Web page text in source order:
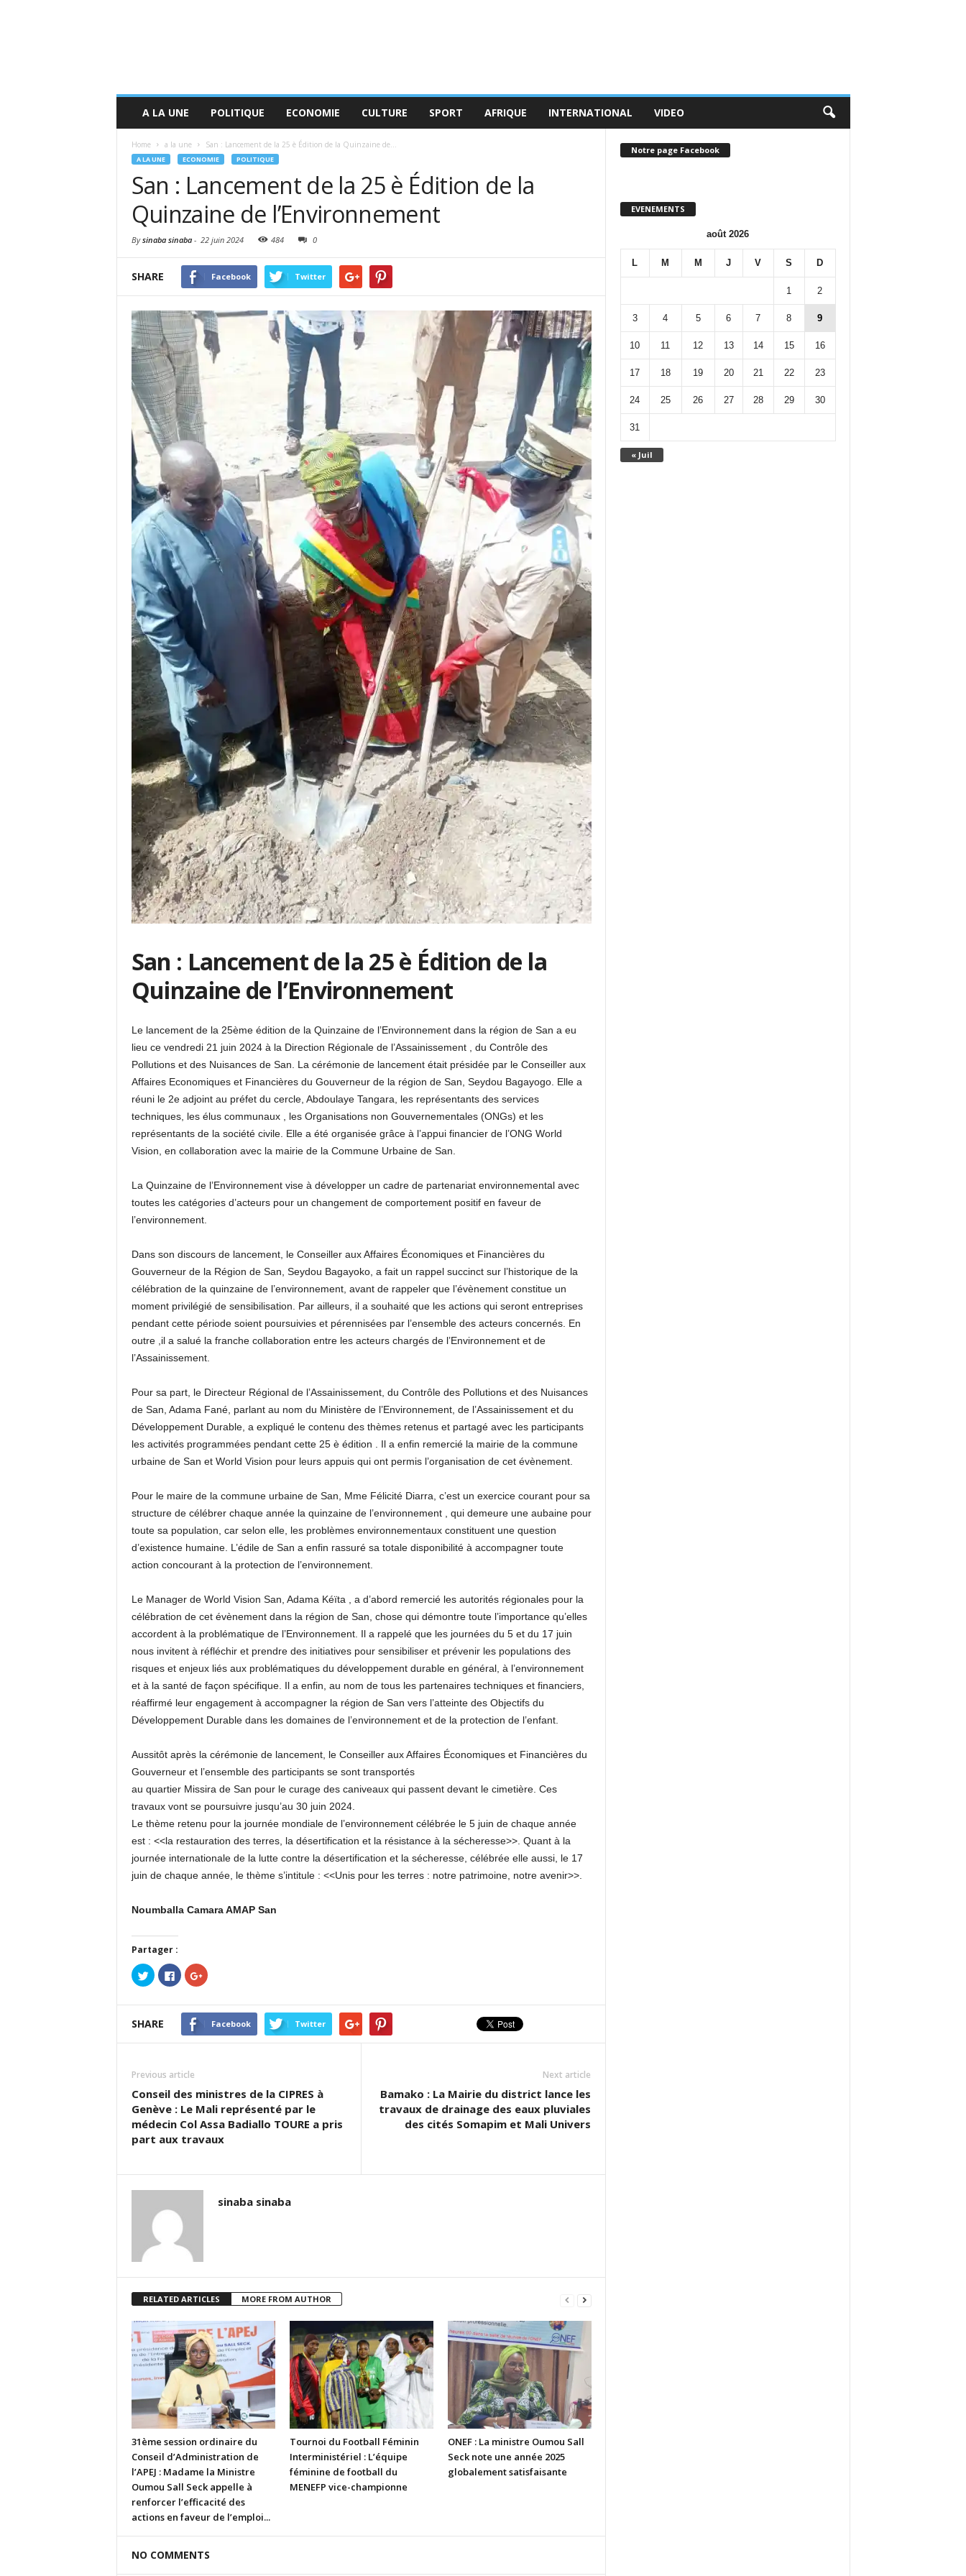
A LA UNE POLITIQUE ECONOMIE CULTURE SPORT AFRIQUE INTERNATIONAL VIDEO
Home a la une San : Lancement de la 25 è Édition de la Quinzaine de...
A LA UNE ECONOMIE POLITIQUE
San : Lancement de la 25 è Édition de la
Quinzaine de l’Environnement
Bysinaba sinaba- 22 juin 2024 484 0
SHARE Facebook Twitter
San : Lancement de la 25 è Édition de la
Quinzaine de l’Environnement
Le lancement de la 25ème édition de la Quinzaine de l’Environnement dans la région de San a eu
lieu ce vendredi 21 juin 2024 à la Direction Régionale de l’Assainissement , du Contrôle des
Pollutions et des Nuisances de San. La cérémonie de lancement était présidée par le Conseiller aux
Affaires Economiques et Financières du Gouverneur de la région de San, Seydou Bagayogo. Elle a
réuni le 2e adjoint au préfet du cercle, Abdoulaye Tangara, les représentants des services
techniques, les élus communaux , les Organisations non Gouvernementales (ONGs) et les
représentants de la société civile. Elle a été organisée grâce à l’appui financier de l’ONG World
Vision, en collaboration avec la mairie de la Commune Urbaine de San.
La Quinzaine de l’Environnement vise à développer un cadre de partenariat environnemental avec
toutes les catégories d’acteurs pour un changement de comportement positif en faveur de
l’environnement.
Dans son discours de lancement, le Conseiller aux Affaires Économiques et Financières du
Gouverneur de la Région de San, Seydou Bagayoko, a fait un rappel succinct sur l’historique de la
célébration de la quinzaine de l’environnement, avant de rappeler que l’évènement constitue un
moment privilégié de sensibilisation. Par ailleurs, il a souhaité que les actions qui seront entreprises
pendant cette période soient poursuivies et pérennisées par l’ensemble des acteurs concernés. En
outre ,il a salué la franche collaboration entre les acteurs chargés de l’Environnement et de
l’Assainissement.
Pour sa part, le Directeur Régional de l’Assainissement, du Contrôle des Pollutions et des Nuisances
de San, Adama Fané, parlant au nom du Ministère de l’Environnement, de l’Assainissement et du
Développement Durable, a expliqué le contenu des thèmes retenus et partagé avec les participants
les activités programmées pendant cette 25 è édition . Il a enfin remercié la mairie de la commune
urbaine de San et World Vision pour leurs appuis qui ont permis l’organisation de cet évènement.
Pour le maire de la commune urbaine de San, Mme Félicité Diarra, c’est un exercice courant pour sa
structure de célébrer chaque année la quinzaine de l’environnement , qui demeure une aubaine pour
toute sa population, car selon elle, les problèmes environnementaux constituent une question
d’existence humaine. L’édile de San a enfin rassuré sa totale disponibilité à accompagner toute
action concourant à la protection de l’environnement.
Le Manager de World Vision San, Adama Kéïta , a d’abord remercié les autorités régionales pour la
célébration de cet évènement dans la région de San, chose qui démontre toute l’importance qu’elles
accordent à la problématique de l’Environnement. Il a rappelé que les journées du 5 et du 17 juin
nous invitent à réfléchir et prendre des initiatives pour sensibiliser et prévenir les populations des
risques et enjeux liés aux problématiques du développement durable en général, à l’environnement
et à la santé de façon spécifique. Il a enfin, au nom de tous les partenaires techniques et financiers,
réaffirmé leur engagement à accompagner la région de San vers l’atteinte des Objectifs du
Développement Durable dans les domaines de l’environnement et de la protection de l’enfant.
Aussitôt après la cérémonie de lancement, le Conseiller aux Affaires Économiques et Financières du
Gouverneur et l’ensemble des participants se sont transportés
au quartier Missira de San pour le curage des caniveaux qui passent devant le cimetière. Ces
travaux vont se poursuivre jusqu’au 30 juin 2024.
Le thème retenu pour la journée mondiale de l’environnement célébrée le 5 juin de chaque année
est : <<la restauration des terres, la désertification et la résistance à la sécheresse>>. Quant à la
journée internationale de la lutte contre la désertification et la sécheresse, célébrée elle aussi, le 17
juin de chaque année, le thème s’intitule : <<Unis pour les terres : notre patrimoine, notre avenir>>.
Noumballa Camara AMAP San
Partager :
Cliquez
pour
partager
Twitter(ouvre
une
nouvelle
fenêtre)
Cliquez
pour
partager
Facebook(ouvre
dans
une
nouvelle
fenêtre)
Cliquez
pour
Google+
(ouvre
dans
une
nouvelle
SHARE Facebook Twitter
Previous article
Conseil des ministres de la CIPRES à
Genève : Le Mali représenté par le
médecin Col Assa Badiallo TOURE a pris
part aux travaux
Next article
Bamako : La Mairie du district lance les
travaux de drainage des eaux pluviales
des cités Somapim et Mali Univers
sinaba sinaba
RELATED ARTICLES MORE FROM AUTHOR
31ème session ordinaire du
Conseil d’Administration de
l’APEJ : Madame la Ministre
Oumou Sall Seck appelle à
renforcer l’efficacité des
actions en faveur de l’emploi...
Tournoi du Football Féminin
Interministériel : L’équipe
féminine de football du
MENEFP vice-championne
ONEF : La ministre Oumou Sall
Seck note une année 2025
globalement satisfaisante
NO COMMENTS
Notre page Facebook
EVENEMENTS
août 2026
L M M J V S D
« Juil
1 2
3 4 5 6 7 8 9
10 11 12 13 14 15 16
17 18 19 20 21 22 23
24 25 26 27 28 29 30
31